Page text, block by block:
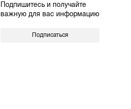
Подпишитесь и получайте
важную для вас информацию
Подписаться